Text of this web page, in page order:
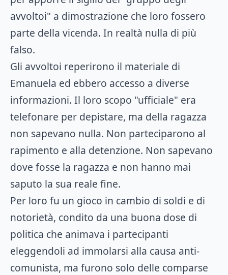
avvoltoi" a dimostrazione che loro fossero
parte della vicenda. In realtà nulla di più
falso.
Gli avvoltoi reperirono il materiale di
Emanuela ed ebbero accesso a diverse
informazioni. Il loro scopo "ufficiale" era
telefonare per depistare, ma della ragazza
non sapevano nulla. Non parteciparono al
rapimento e alla detenzione. Non sapevano
dove fosse la ragazza e non hanno mai
saputo la sua reale fine.
Per loro fu un gioco in cambio di soldi e di
notorietà, condito da una buona dose di
politica che animava i partecipanti
eleggendoli ad immolarsi alla causa anti-
comunista, ma furono solo delle comparse